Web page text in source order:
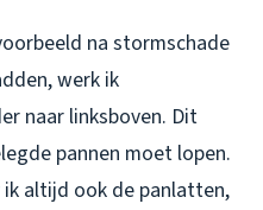
na stormschade
werk ik
naar linksboven. Dit
pannen moet lopen.
altijd ook de panlatten,